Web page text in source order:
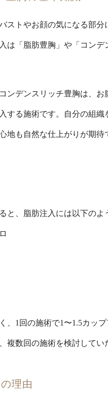
ストやお顔の気になる部
は「脂肪豊胸」や「コン
ンデンスリッチ豊胸は、お
する施術です。自分の組
地も自然な仕上がりが期待
と、脂肪注入には以下のよ
1回の施術で1〜1.5カップ
数回の施術を検討してい
理由